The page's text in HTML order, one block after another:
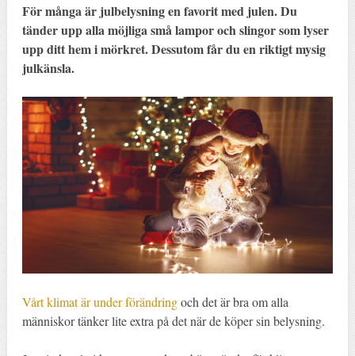
För många är julbelysning en favorit med julen. Du
tänder upp alla möjliga små lampor och slingor som lyser
upp ditt hem i mörkret. Dessutom får du en riktigt mysig
julkänsla.
Vårt klimat är under förändringoch det är bra om alla
människor tänker lite extra på det när de köper sin belysning.